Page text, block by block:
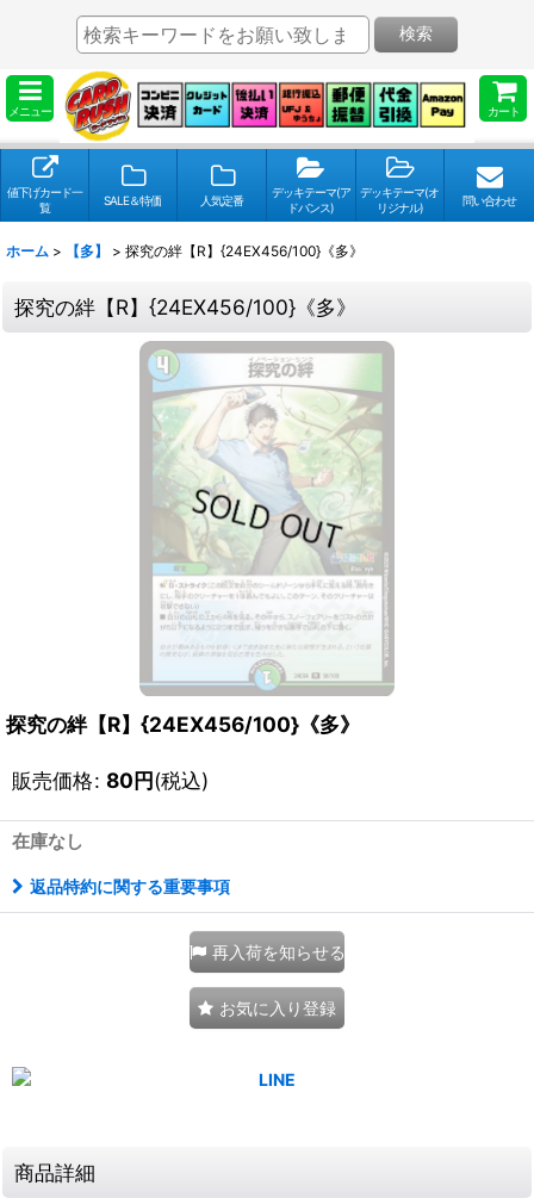
メニュー カート
検索
値下げカード一
覧
SALE＆特価 人気定番
デッキテーマ(ア
ドバンス)
デッキテーマ(オ
リジナル)
問い合わせ
ホーム > 【多】 > 探究の絆【R】{24EX456/100}《多》
探究の絆【R】{24EX456/100}《多》
探究の絆【R】{24EX456/100}《多》
販売価格: 80円(税込)
在庫なし
返品特約に関する重要事項
再入荷を知らせる
お気に入り登録
商品詳細